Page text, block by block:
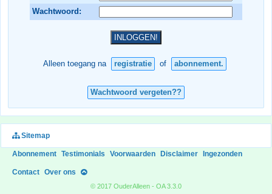
Wachtwoord:
Alleen toegang na registratie of abonnement.
Wachtwoord vergeten??
Sitemap
Abonnement Testimonials Voorwaarden Disclaimer Ingezonden
Contact Over ons
© 2017 OuderAlleen - OA 3.3.0